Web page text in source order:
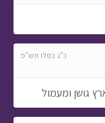
כ"ג כסלו תש"פ
גושן ומעמול